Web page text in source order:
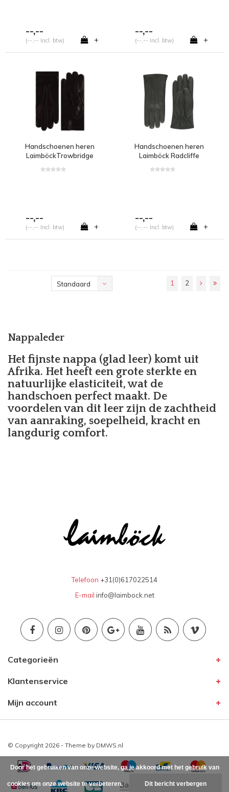
--,--
(--,-- Incl. btw) +
--,--
(--,-- Incl. btw) +
Handschoenen heren
LaimböckTrowbridge
--,--
(--,-- Incl. btw) +
Handschoenen heren
Laimböck Radcliffe
--,--
(--,-- Incl. btw) +
Standaard 1 2
Nappaleder
Het fijnste nappa (glad leer) komt uit
Afrika. Het heeft een grote sterkte en
natuurlijke elasticiteit, wat de
handschoen perfect maakt. De
voordelen van dit leer zijn de zachtheid
van aanraking, soepelheid, kracht en
langdurig comfort.
Telefoon +31(0)617022514
E-mail info@laimbock.net
Categorieën
Klantenservice
Mijn account
© Copyright 2026 - Theme by DMWS.nl
Door het gebruiken van onze website, ga je akkoord met het gebruik van
cookies om onze website te verbeteren. Dit bericht verbergen